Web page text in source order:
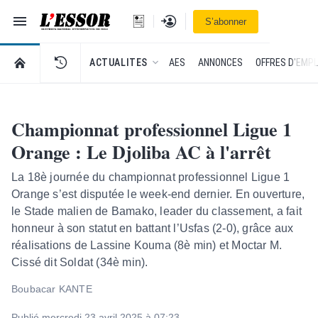
Navigation
L'Essor - retour à la une
Se connecterS’abonner
RETOUR À LA PAGE D’ACCUEIL DE L'ESSOR
ACTUALITES AES ANNONCES OFFRES
Championnat professionnel Ligue 1
Orange : Le Djoliba AC à l'arrêt
La 18è journée du championnat professionnel Ligue 1
Orange s’est disputée le week-end dernier. En ouverture,
le Stade malien de Bamako, leader du classement, a fait
honneur à son statut en battant l’Usfas (2-0), grâce aux
réalisations de Lassine Kouma (8è min) et Moctar M.
Cissé dit Soldat (34è min).
Boubacar KANTE